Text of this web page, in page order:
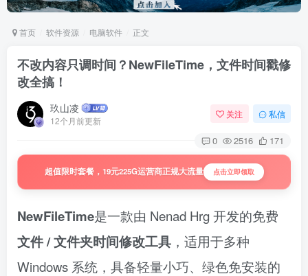
首页 软件资源 电脑软件 正文
不改内容只调时间？NewFileTime，文件时间戳修
改全搞！
玖山凌
12个月前更新
关注 私信
0 2516 171
超值限时套餐，19元225G运营商正规大流量 点击立即领取
NewFileTime是一款由 Nenad Hrg 开发的免费
文件 / 文件夹时间修改工具 ，适用于多种
Windows 系统，具备轻量小巧、绿色免安装的